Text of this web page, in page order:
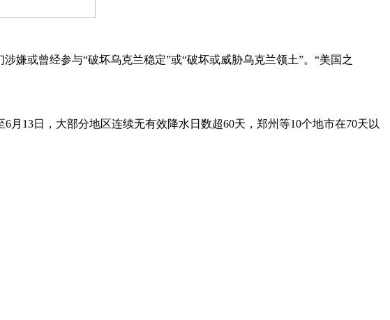
曾经参与“破坏乌克兰稳定”或“破坏或威胁乌克兰领土”。“美国之
日，大部分地区连续无有效降水日数超60天，郑州等10个地市在70天以